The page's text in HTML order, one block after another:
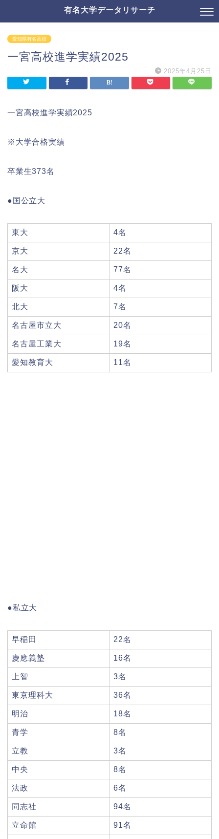
有名大学データリサーチ
愛知県有名高校
一宮高校進学実績2025
2025年4月25日
一宮高校進学実績2025
※大学合格実績
卒業生373名
●国公立大
東大 4名
京大 22名
名大 77名
阪大 4名
北大 7名
名古屋市立大 20名
名古屋工業大 19名
愛知教育大 11名
●私立大
早稲田 22名
慶應義塾 16名
上智 3名
東京理科大 36名
明治 18名
青学 8名
立教 3名
中央 8名
法政 6名
同志社 94名
立命館 91名